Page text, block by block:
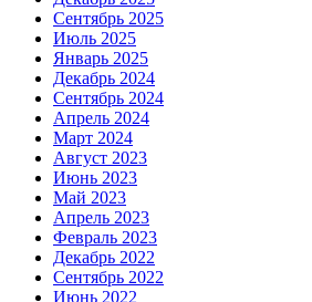
Сентябрь 2025
Июль 2025
Январь 2025
Декабрь 2024
Сентябрь 2024
Апрель 2024
Март 2024
Август 2023
Июнь 2023
Май 2023
Апрель 2023
Февраль 2023
Декабрь 2022
Сентябрь 2022
Июнь 2022